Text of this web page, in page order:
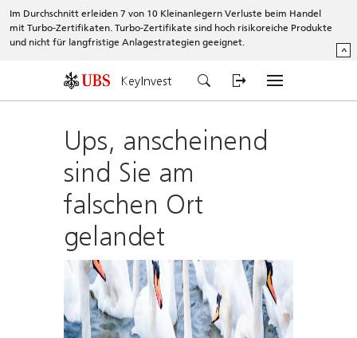
Im Durchschnitt erleiden 7 von 10 Kleinanlegern Verluste beim Handel
mit Turbo-Zertifikaten. Turbo-Zertifikate sind hoch risikoreiche Produkte
und nicht für langfristige Anlagestrategien geeignet.
^
KeyInvest
Ups, anscheinend
sind Sie am
falschen Ort
gelandet